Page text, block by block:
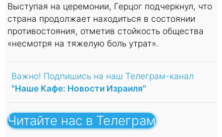
Выступая на церемонии, Герцог подчеркнул, что
страна продолжает находиться в состоянии
противостояния, отметив стойкость общества
«несмотря на тяжелую боль утрат».
Важно! Подпишись на наш Телеграм-канал
"Наше Кафе: Новости Израиля"
Читайте нас в Телеграм